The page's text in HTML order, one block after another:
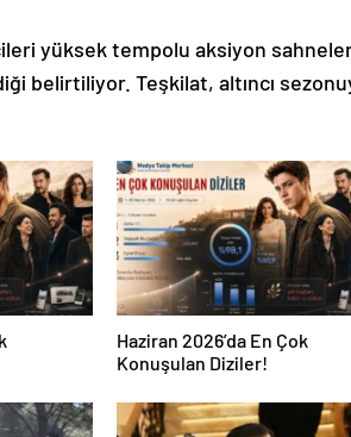
yüksek tempolu aksiyon
belirtiliyor. Teşkilat, altıncı
Haziran 2026’da En Çok
Konuşulan Diziler!